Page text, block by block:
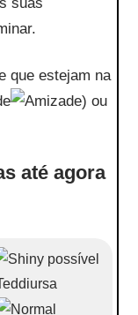
suas
que estejam na
) ou
até agora